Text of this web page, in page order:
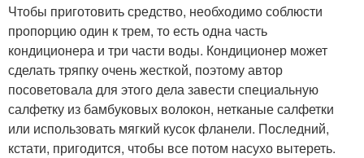
Чтобы приготовить средство, необходимо соблюсти
пропорцию один к трем, то есть одна часть
кондиционера и три части воды. Кондиционер может
сделать тряпку очень жесткой, поэтому автор
посоветовала для этого дела завести специальную
салфетку из бамбуковых волокон, нетканые салфетки
или использовать мягкий кусок фланели. Последний,
кстати, пригодится, чтобы все потом насухо вытереть.